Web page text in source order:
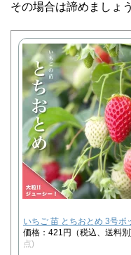
その場合は諦めましょ
いちご 苗 とちおとめ 3号ポ
価格：421円（税込、送料
点)